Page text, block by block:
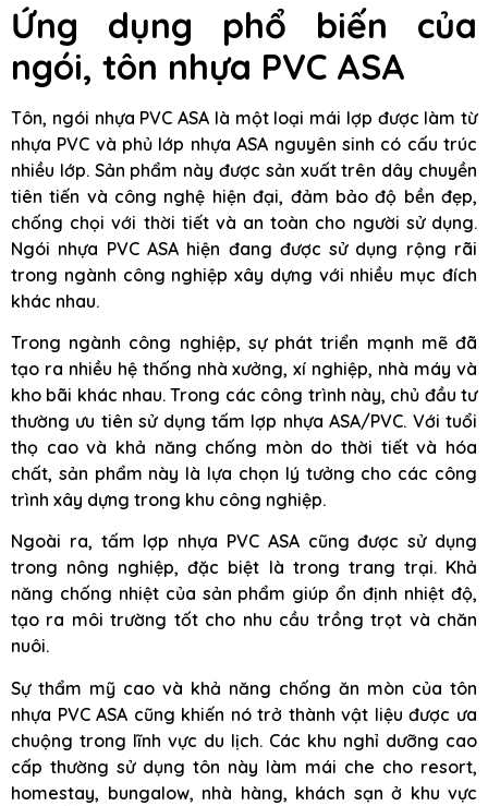
Ứng dụng phổ biến của
ngói, tôn nhựa PVC ASA
Tôn, ngói nhựa PVC ASA là một loại mái lợp được làm từ
nhựa PVC và phủ lớp nhựa ASA nguyên sinh có cấu trúc
nhiều lớp. Sản phẩm này được sản xuất trên dây chuyền
tiên tiến và công nghệ hiện đại, đảm bảo độ bền đẹp,
chống chọi với thời tiết và an toàn cho người sử dụng.
Ngói nhựa PVC ASA hiện đang được sử dụng rộng rãi
trong ngành công nghiệp xây dựng với nhiều mục đích
khác nhau.
Trong ngành công nghiệp, sự phát triển mạnh mẽ đã
tạo ra nhiều hệ thống nhà xưởng, xí nghiệp, nhà máy và
kho bãi khác nhau. Trong các công trình này, chủ đầu tư
thường ưu tiên sử dụng tấm lợp nhựa ASA/PVC. Với tuổi
thọ cao và khả năng chống mòn do thời tiết và hóa
chất, sản phẩm này là lựa chọn lý tưởng cho các công
trình xây dựng trong khu công nghiệp.
Ngoài ra, tấm lợp nhựa PVC ASA cũng được sử dụng
trong nông nghiệp, đặc biệt là trong trang trại. Khả
năng chống nhiệt của sản phẩm giúp ổn định nhiệt độ,
tạo ra môi trường tốt cho nhu cầu trồng trọt và chăn
nuôi.
Sự thẩm mỹ cao và khả năng chống ăn mòn của tôn
nhựa PVC ASA cũng khiến nó trở thành vật liệu được ưa
chuộng trong lĩnh vực du lịch. Các khu nghỉ dưỡng cao
cấp thường sử dụng tôn này làm mái che cho resort,
homestay, bungalow, nhà hàng, khách sạn ở khu vực